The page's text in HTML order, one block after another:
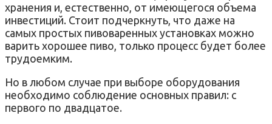
хранения и, естественно, от имеющегося объема
инвестиций. Стоит подчеркнуть, что даже на
самых простых пивоваренных установках можно
варить хорошее пиво, только процесс будет более
трудоемким.
Но в любом случае при выборе оборудования
необходимо соблюдение основных правил: с
первого по двадцатое.